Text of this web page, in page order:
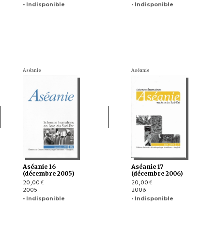
• Indisponible
• Indisponible
Aséanie
Aséanie 16
(décembre 2005)
20,00 €
2005
• Indisponible
Aséanie
Aséanie 17
(décembre 2006)
20,00 €
2006
• Indisponible